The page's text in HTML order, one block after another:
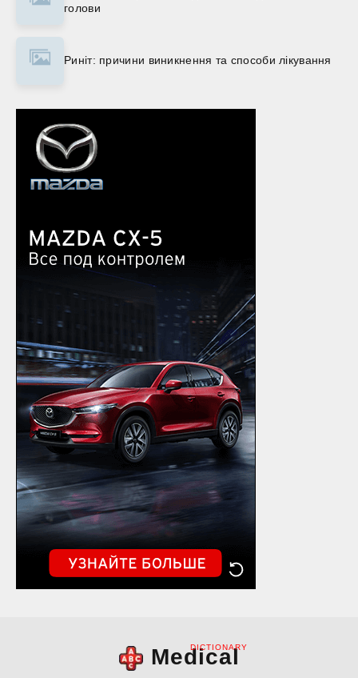
голови
Риніт: причини виникнення та способи лікування
Medical
DICTIONARY